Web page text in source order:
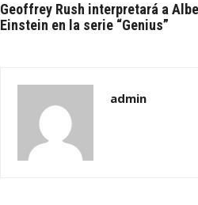
Geoffrey Rush interpretará a
Einstein en la serie “Genius”
admin